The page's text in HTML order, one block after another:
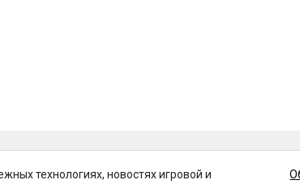
технологиях, новостях игровой и